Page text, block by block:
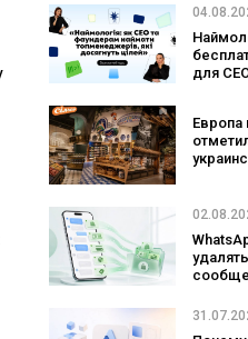
для
Европа
рейтинг
удалять